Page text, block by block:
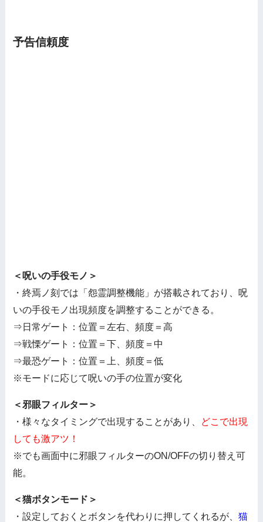
予告信頼度
＜呪いの手役モノ＞
・終焉ノ刻では「怨霊調整機能」が搭載されており、呪
いの手役モノ出現頻度を調整することができる。
⇒日常ゲート：位置＝左右、頻度＝高
⇒戦慄ゲート：位置＝下、頻度＝中
⇒最恐ゲート：位置＝上、頻度＝低
※モードに応じて呪いの手の位置が変化
＜邪眼フィルター＞
・様々なタイミングで出現することがあり、 どこで出現
しても激アツ！
※でも画面中に邪眼フィルターのON/OFFの切り替え可
能。
＜猫ボタンモード＞
・設定しておくとボタンを代わりに押してくれるが、猫